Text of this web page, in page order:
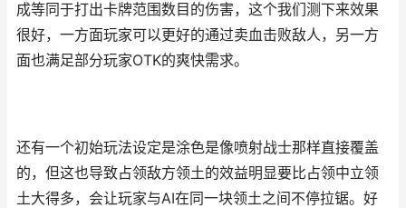
成等同于打出卡牌范围数目的伤害，这个我们测下来效果
很好，一方面玩家可以更好的通过卖血击败敌人，另一方
面也满足部分玩家OTK的爽快需求。
还有一个初始玩法设定是涂色是像喷射战士那样直接覆盖
的，但这也导致占领敌方领土的效益明显要比占领中立领
土大得多，会让玩家与AI在同一块领土之间不停拉锯。好